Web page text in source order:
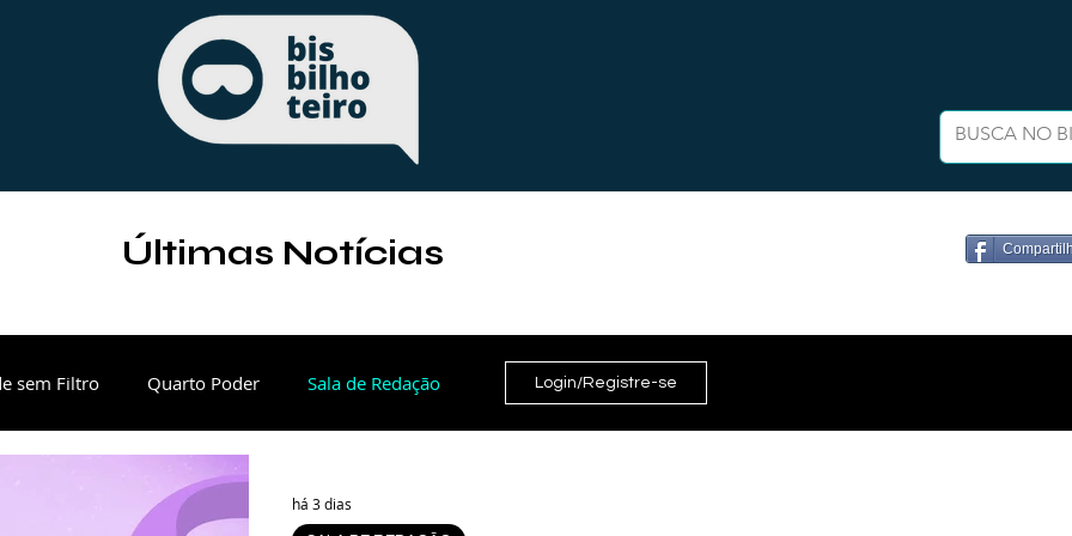
Últimas Notícias
sem Filtro Quarto Poder Sala de Redação
Política
Login/Registre-se
há 3 dias